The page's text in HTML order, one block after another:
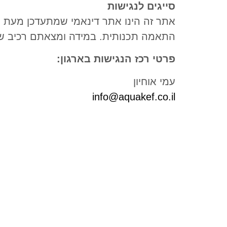
סייגים לנגישות
אתר זה הינו אתר דינאמי שמתעדכן מעת
התאמה תכנותית. במידה ומצאתם רכיב
פרטי רכז הנגישות בארגון:
עמי אוחיון
info@aquakef.co.il